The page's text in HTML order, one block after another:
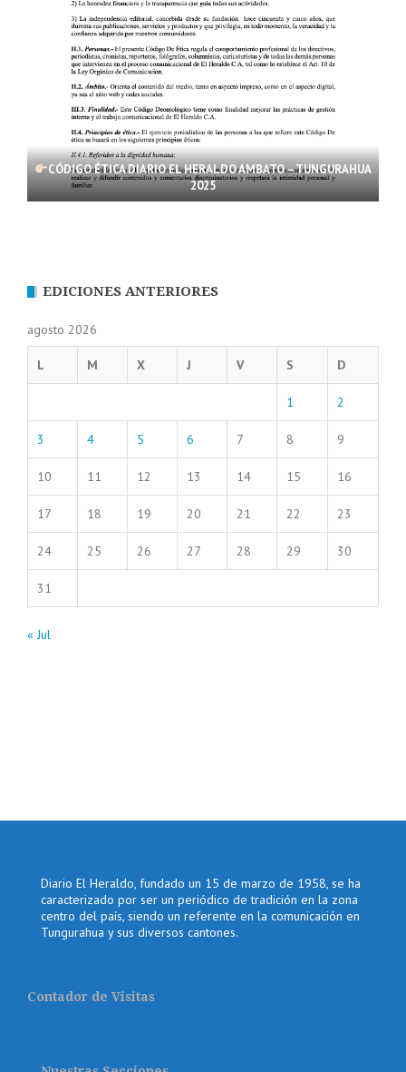
CÓDIGO ÉTICA DIARIO EL HERALDO AMBATO – TUNGURAHUA
2025
EDICIONES ANTERIORES
agosto 2026
L M X J V S D
1 2
3 4 5 6 7 8 9
10 11 12 13 14 15 16
17 18 19 20 21 22 23
24 25 26 27 28 29 30
31
« Jul
Diario El Heraldo, fundado un 15 de marzo de 1958, se ha
caracterizado por ser un periódico de tradición en la zona
centro del país, siendo un referente en la comunicación en
Tungurahua y sus diversos cantones.
Contador de Visitas